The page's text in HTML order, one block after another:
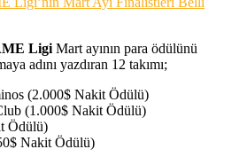
Ligi Mart ayının para ödülünü
adını yazdıran 12 takımı;
(2.000$ Nakit Ödülü)
(1.000$ Nakit Ödülü)
Ödülü)
Nakit Ödülü)